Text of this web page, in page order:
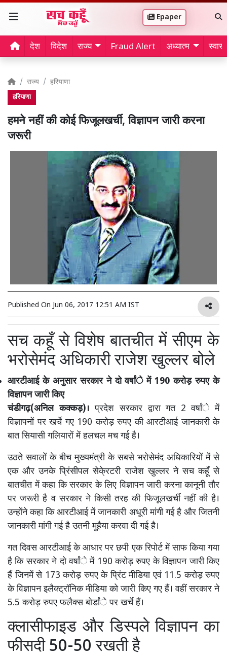
Epaper
देश विदेश राज्य Fraud Alert अध्यात्म
राज्य हरियाणा
हरियाणा
हमने नहीं की कोई फिजूलखर्ची, विज्ञापन जारी करना
जरूरी
Published On Jun 06, 2017 12:51 AM IST
सच कहूँ से विशेष बातचीत में सीएम के
भरोसेमंद अधिकारी राजेश खुल्लर बोले
आरटीआई के अनुसार सरकार ने दो वर्षांे में 190 करोड़ रुपए के
विज्ञापन जारी किए
चंडीगढ़(अनिल कक्कड़)।प्रदेश सरकार द्वारा गत 2 वर्षांे में
विज्ञापनों पर खर्चे गए 190 करोड़ रुपए की आरटीआई जानकारी के
बात सियासी गलियारों में हलचल मच गई है।
उठते सवालों के बीच मुख्यमंत्री के सबसे भरोसेमंद अधिकारियों में से
एक और उनके प्रिंसीपल सेके्रटरी राजेश खुल्लर ने सच कहूँ से
बातचीत में कहा कि सरकार के लिए विज्ञापन जारी करना कानूनी तौर
पर जरूरी है व सरकार ने किसी तरह की फिजूलखर्ची नहीं की है।
उन्होंने कहा कि आरटीआई में जानकारी अधूरी मांगी गई है और जितनी
जानकारी मांगी गई है उतनी मुहैया करवा दी गई है।
गत दिवस आरटीआई के आधार पर छपी एक रिपोर्ट में साफ किया गया
है कि सरकार ने दो वर्षांे में 190 करोड़ रुपए के विज्ञापन जारी किए
हैं जिनमें से 173 करोड़ रुपए के प्रिंट मीडिया एवं 11.5 करोड़ रुपए
के विज्ञापन इलैक्ट्रॉनिक मीडिया को जारी किए गए हैं। वहीं सरकार ने
5.5 करोड़ रुपए फलैक्स बोर्डांे पर खर्चे हैं।
क्लासीफाइड और डिस्पले विज्ञापन का
फीसदी 50-50 रखती है